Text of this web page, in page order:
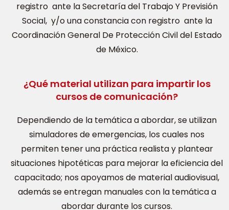
registro ante la Secretaría del Trabajo Y Previsión
Social, y/o una constancia con registro ante la
Coordinación General De Protección Civil del Estado
de México.
¿Qué material utilizan para impartir los
cursos de comunicación?
Dependiendo de la temática a abordar, se utilizan
simuladores de emergencias, los cuales nos
permiten tener una práctica realista y plantear
situaciones hipotéticas para mejorar la eficiencia del
capacitado; nos apoyamos de material audiovisual,
además se entregan manuales con la temática a
abordar durante los cursos.